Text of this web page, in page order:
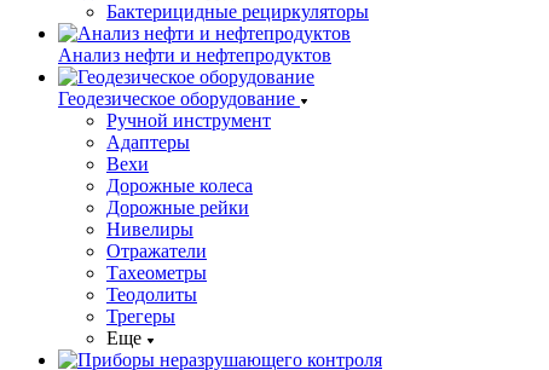
Бактерицидные рециркуляторы
Анализ нефти и нефтепродуктов
Геодезическое оборудование
Ручной инструмент
Адаптеры
Вехи
Дорожные колеса
Дорожные рейки
Нивелиры
Отражатели
Тахеометры
Теодолиты
Трегеры
Еще